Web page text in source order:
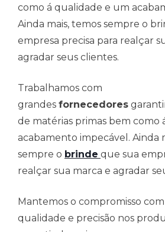
como á qualidade e um
Ainda mais, temos sempre o
empresa precisa para realçar
agradar seus clientes.
Trabalhamos com
grandes fornecedores
de matérias primas bem como
acabamento impecável. Ainda
sempre o brinde que sua
realçar sua marca e agradar
Mantemos o compromisso com
qualidade e precisão nos